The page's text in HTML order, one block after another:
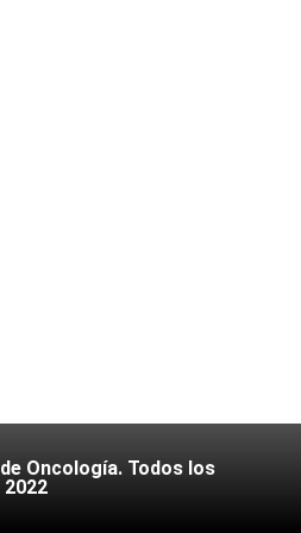
Oncología. Todos los